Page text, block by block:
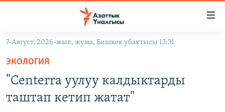
Навигацияга
өтүңүз
Издөөгө
салыңыз
КЫРГЫЗСТАН
7-Август, 2026-жыл, жума, Бишкек убактысы 13:31
ЭКОЛОГИЯ
"Centerra уулуу калдыктарды
таштап кетип жатат"